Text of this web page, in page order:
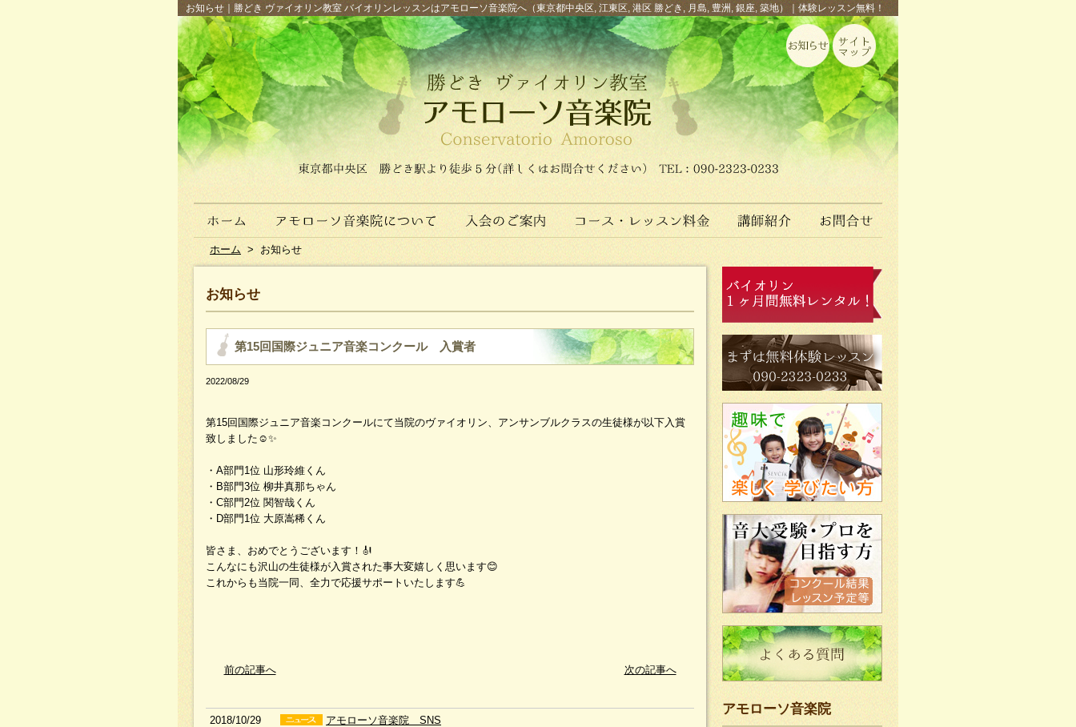
お知らせ｜勝どき ヴァイオリン教室 バイオリンレッスンはアモローソ音楽院へ（東京都中央区, 江東区, 港区 勝どき, 月島, 豊洲, 銀座, 築地）｜体験レッスン無料！
ホーム > お知らせ
お知らせ
第15回国際ジュニア音楽コンクール 入賞者
2022/08/29
第15回国際ジュニア音楽コンクールにて当院のヴァイオリン、アンサンブルクラスの生徒様が以下入賞
致しました☺️✨
・A部門1位 山形玲維くん
・B部門3位 柳井真那ちゃん
・C部門2位 関智哉くん
・D部門1位 大原嵩稀くん
皆さま、おめでとうございます！🎻
こんなにも沢山の生徒様が入賞された事大変嬉しく思います😊
これからも当院一同、全力で応援サポートいたします💪
前の記事へ 次の記事へ
2018/10/29 アモローソ音楽院 SNS
アモローソ音楽院